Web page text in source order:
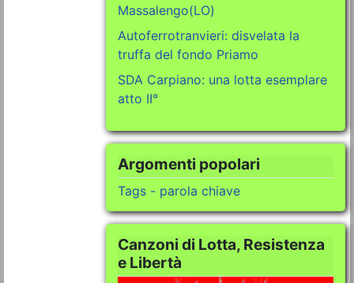
Massalengo(LO)
Autoferrotranvieri: disvelata la
truffa del fondo Priamo
SDA Carpiano: una lotta esemplare
atto II°
Argomenti popolari
Tags - parola chiave
Canzoni di Lotta, Resistenza
e Libertà